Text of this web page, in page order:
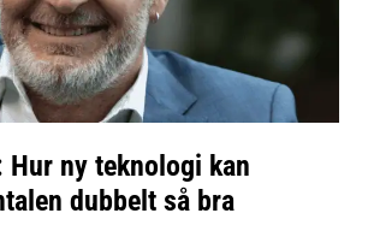
Hur ny teknologi kan
dubbelt så bra